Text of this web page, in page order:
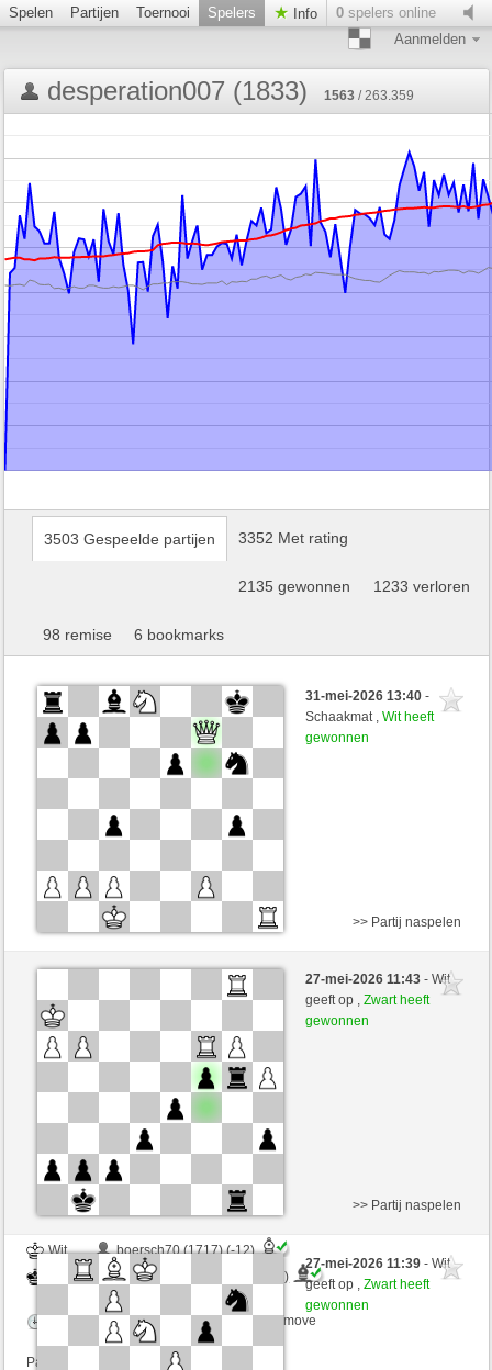
Spelen Partijen Toernooi Spelers Info 0 spelers online
Aanmelden
desperation007 (1833) 1563 / 263.359
3503 Gespeelde partijen 3352 Met rating
2135 gewonnen 1233 verloren
98 remise 6 bookmarks
31-mei-2026 13:40-
Schaakmat ,Wit heeft
gewonnen
Zwart
Padoro (1611) (-7)
desperation007 (1826) (+7)
Speelduur: 2 minutes/side + 0 seconds/move
Partij telt mee voor de ranglijst
>> Partij naspelen
27-mei-2026 11:43- Wit
geeft op ,Zwart heeft
gewonnen
Wit
boersch70 (1717) (-12)
Zwart
desperation007 (1814) (+12)
Speelduur: 3 minutes/side + 0 seconds/move
Partij telt mee voor de ranglijst
>> Partij naspelen
27-mei-2026 11:39- Wit
geeft op ,Zwart heeft
gewonnen